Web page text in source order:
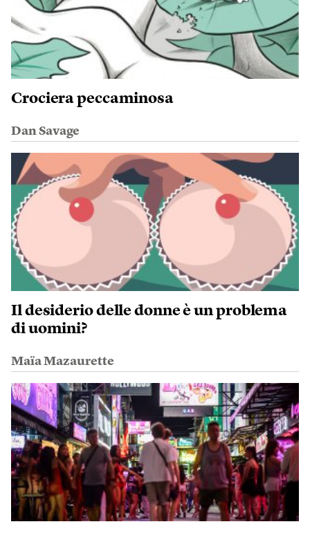
Crociera peccaminosa
Dan Savage
Il desiderio delle donne è un problema
di uomini?
Maïa Mazaurette